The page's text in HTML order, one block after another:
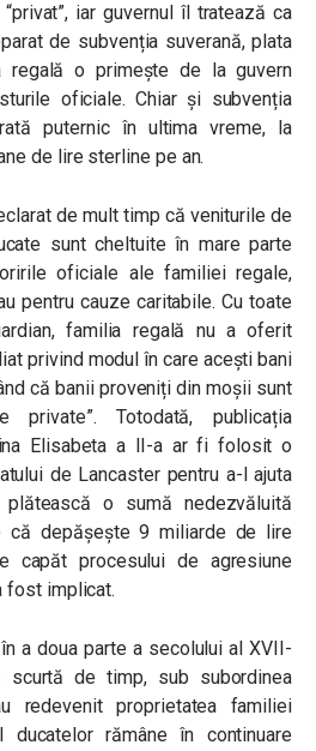
iar guvernul îl tratează ca
de subvenția suverană, plata
regală o primește de la guvern
oficiale. Chiar și subvenția
puternic în ultima vreme, la
de lire sterline pe an.
de mult timp că veniturile de
sunt cheltuite în mare parte
oficiale ale familiei regale,
pentru cauze caritabile. Cu toate
familia regală nu a oferit
privind modul în care acești bani
că banii proveniți din moșii sunt
private”. Totodată, publicația
Elisabeta a II-a ar fi folosit o
de Lancaster pentru a-l ajuta
o sumă nedezvăluită
că depășește 9 miliarde de lire
capăt procesului de agresiune
fost implicat.
a doua parte a secolului al XVII-
scurtă de timp, sub subordinea
redevenit proprietatea familiei
ducatelor rămâne în continuare